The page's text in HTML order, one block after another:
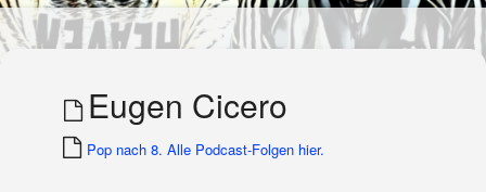
Eugen Cicero
Pop nach 8. Alle Podcast-Folgen hier.